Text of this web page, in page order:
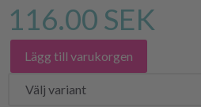
116.00 SEK
Lägg till varukorgen